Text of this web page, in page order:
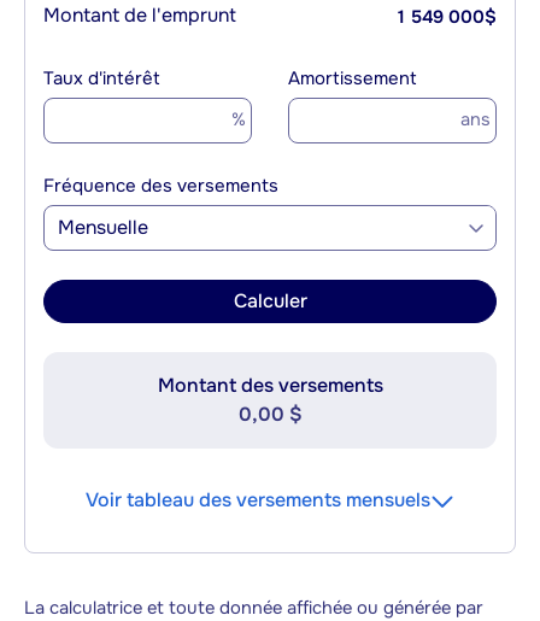
Montant de l'emprunt 1 549 000$
Taux d'intérêt
%
Amortissement
ans
Fréquence des versements
Mensuelle
Calculer
Montant des versements
0,00 $
Voir tableau des versements mensuels
La calculatrice et toute donnée affichée ou générée par